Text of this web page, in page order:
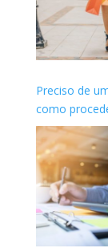
Preciso de
como